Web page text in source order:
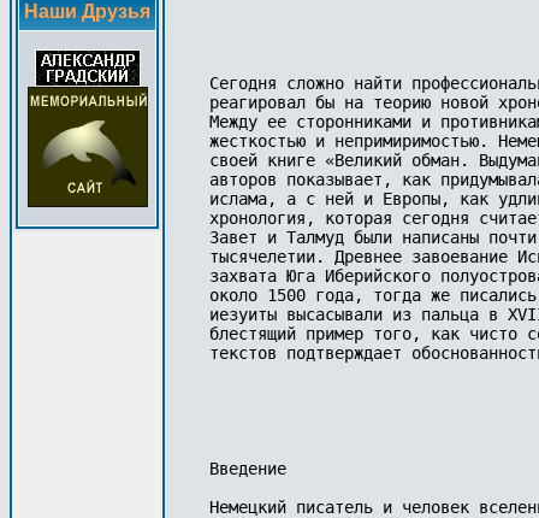
Наши Друзья
Сегодня сложно найти
реагировал бы на теорию новой
Между ее сторонниками и
жесткостью и непримиримостью.
своей книге «Великий обман.
авторов показывает, как
ислама, а с ней и Европы, как
хронология, которая сегодня
Завет и Талмуд были написаны
тысячелетии. Древнее завоевание
захвата Юга Иберийского
около 1500 года, тогда же
иезуиты высасывали из пальца в
блестящий пример того, как чисто
текстов подтверждает
Введение
Немецкий писатель и человек